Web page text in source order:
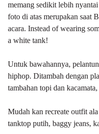
memang sedikit lebih
foto di atas merupakan saat
acara. Instead of wearing
a white tank!
Untuk bawahannya,
hiphop. Ditambah dengan
tambahan topi dan
Mudah kan recreate outfit
tanktop putih, baggy jeans,